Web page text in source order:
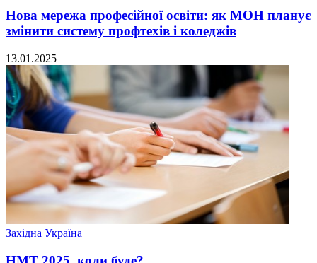
Нова мережа професійної освіти: як МОН планує
змінити систему профтехів і коледжів
13.01.2025
Західна Україна